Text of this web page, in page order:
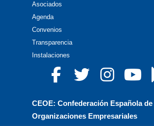
Asociados
Agenda
Convenios
Transparencia
Instalaciones
CEOE: Confederación Española de
Organizaciones Empresariales